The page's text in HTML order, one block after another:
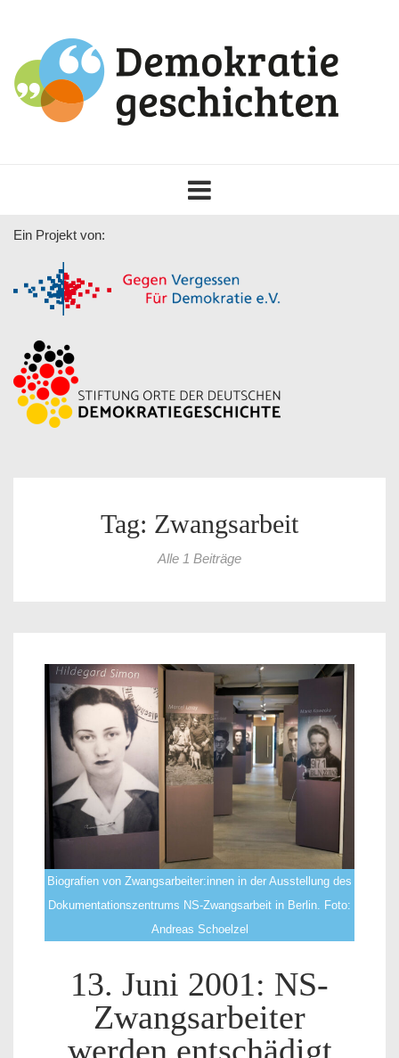
navigation
Ein Projekt von:
Tag: Zwangsarbeit
Alle 1 Beiträge
Biografien von Zwangsarbeiter:innen in der Ausstellung des
Dokumentationszentrums NS-Zwangsarbeit in Berlin. Foto:
Andreas Schoelzel
13. Juni 2001: NS-
Zwangsarbeiter